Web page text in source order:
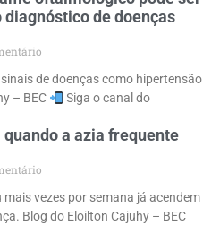
de doenças
de doenças como hipertensão
– BEC
Siga o canal do
a azia frequente
vezes por semana já acendem
Blog do Eloilton Cajuhy – BEC